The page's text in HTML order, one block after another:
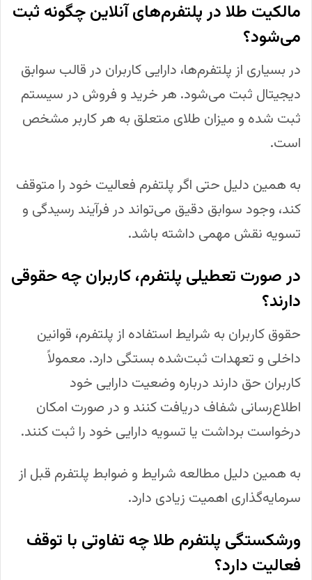
مالکیت طلا در پلتفرم‌های آنلاین چگونه ثبت
می‌شود؟
در بسیاری از پلتفرم‌ها، دارایی کاربران در قالب سوابق
دیجیتال ثبت می‌شود. هر خرید و فروش در سیستم
ثبت شده و میزان طلای متعلق به هر کاربر مشخص
است.
به همین دلیل حتی اگر پلتفرم فعالیت خود را متوقف
کند، وجود سوابق دقیق می‌تواند در فرآیند رسیدگی و
تسویه نقش مهمی داشته باشد.
در صورت تعطیلی پلتفرم، کاربران چه حقوقی
دارند؟
حقوق کاربران به شرایط استفاده از پلتفرم، قوانین
داخلی و تعهدات ثبت‌شده بستگی دارد. معمولاً
کاربران حق دارند درباره وضعیت دارایی خود
اطلاع‌رسانی شفاف دریافت کنند و در صورت امکان
درخواست برداشت یا تسویه دارایی خود را ثبت کنند.
به همین دلیل مطالعه شرایط و ضوابط پلتفرم قبل از
سرمایه‌گذاری اهمیت زیادی دارد.
ورشکستگی پلتفرم طلا چه تفاوتی با توقف
فعالیت دارد؟